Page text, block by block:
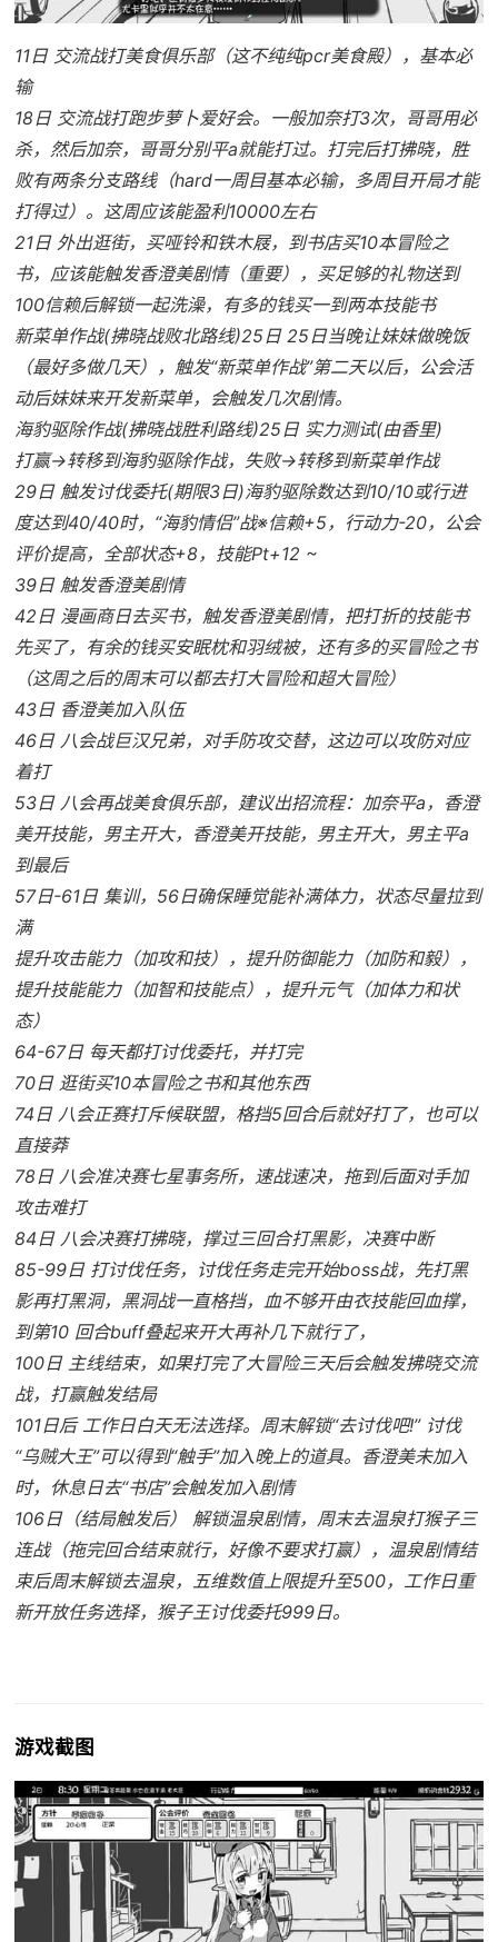
11日 交流战打美食俱乐部（这不纯纯pcr美食殿），基本必
输
18日 交流战打跑步萝卜爱好会。一般加奈打3次，哥哥用必
杀，然后加奈，哥哥分别平a就能打过。打完后打拂晓，胜
败有两条分支路线（hard一周目基本必输，多周目开局才能
打得过）。这周应该能盈利10000左右
21日 外出逛街，买哑铃和铁木屐，到书店买10本冒险之
书，应该能触发香澄美剧情（重要），买足够的礼物送到
100信赖后解锁一起洗澡，有多的钱买一到两本技能书
新菜单作战(拂晓战败北路线)25日 25日当晚让妹妹做晚饭
（最好多做几天），触发“新菜单作战”第二天以后，公会活
动后妹妹来开发新菜单，会触发几次剧情。
海豹驱除作战(拂晓战胜利路线)25日 实力测试(由香里)
打赢→转移到海豹驱除作战，失败→转移到新菜单作战
29日 触发讨伐委托(期限3日)海豹驱除数达到10/10或行进
度达到40/40时，“海豹情侣”战※信赖+5，行动力-20，公会
评价提高，全部状态+8，技能Pt+12 ~
39日 触发香澄美剧情
42日 漫画商日去买书，触发香澄美剧情，把打折的技能书
先买了，有余的钱买安眠枕和羽绒被，还有多的买冒险之书
（这周之后的周末可以都去打大冒险和超大冒险）
43日 香澄美加入队伍
46日 八会战巨汉兄弟，对手防攻交替，这边可以攻防对应
着打
53日 八会再战美食俱乐部，建议出招流程：加奈平a，香澄
美开技能，男主开大，香澄美开技能，男主开大，男主平a
到最后
57日-61日 集训，56日确保睡觉能补满体力，状态尽量拉到
满
提升攻击能力（加攻和技），提升防御能力（加防和毅），
提升技能能力（加智和技能点），提升元气（加体力和状
态）
64-67日 每天都打讨伐委托，并打完
70日 逛街买10本冒险之书和其他东西
74日 八会正赛打斥候联盟，格挡5回合后就好打了，也可以
直接莽
78日 八会准决赛七星事务所，速战速决，拖到后面对手加
攻击难打
84日 八会决赛打拂晓，撑过三回合打黑影，决赛中断
85-99日 打讨伐任务，讨伐任务走完开始boss战，先打黑
影再打黑洞，黑洞战一直格挡，血不够开由衣技能回血撑，
到第10 回合buff叠起来开大再补几下就行了，
100日 主线结束，如果打完了大冒险三天后会触发拂晓交流
战，打赢触发结局
101日后 工作日白天无法选择。周末解锁“去讨伐吧!” 讨伐
“乌贼大王”可以得到“触手”加入晚上的道具。香澄美未加入
时，休息日去“书店”会触发加入剧情
106日（结局触发后） 解锁温泉剧情，周末去温泉打猴子三
连战（拖完回合结束就行，好像不要求打赢），温泉剧情结
束后周末解锁去温泉，五维数值上限提升至500，工作日重
新开放任务选择，猴子王讨伐委托999日。
游戏截图